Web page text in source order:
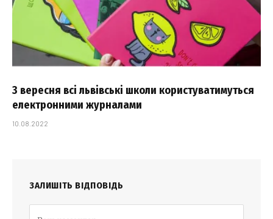
З вересня всі львівські школи користуватимуться
електронними журналами
10.08.2022
ЗАЛИШІТЬ ВІДПОВІДЬ